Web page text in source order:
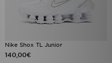
Nike Shox TL Junior
140,00€